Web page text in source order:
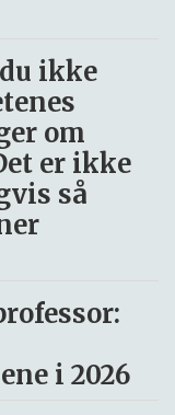
ikke
om
er ikke
så
i 2026